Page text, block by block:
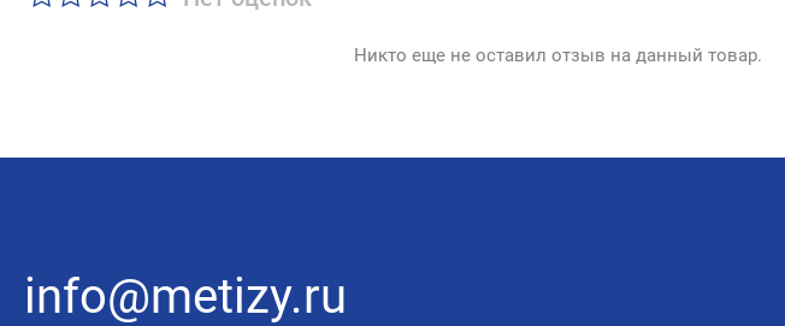
Никто еще не оставил отзыв на данный товар.
info@metizy.ru